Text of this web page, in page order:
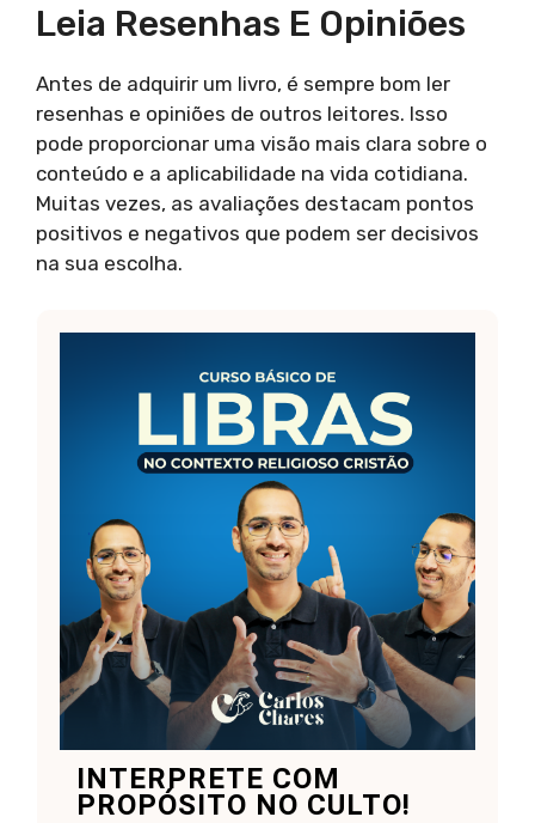
Leia Resenhas E Opiniões
Antes de adquirir um livro, é sempre bom ler
resenhas e opiniões de outros leitores. Isso
pode proporcionar uma visão mais clara sobre o
conteúdo e a aplicabilidade na vida cotidiana.
Muitas vezes, as avaliações destacam pontos
positivos e negativos que podem ser decisivos
na sua escolha.
INTERPRETE COM
PROPÓSITO NO CULTO!